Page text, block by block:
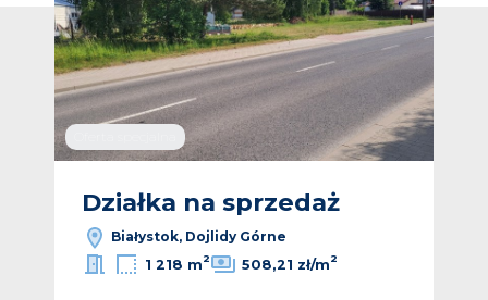
Działka na sprzedaż
Białystok, Dojlidy Górne
1 218 m2 508,21 zł/m2